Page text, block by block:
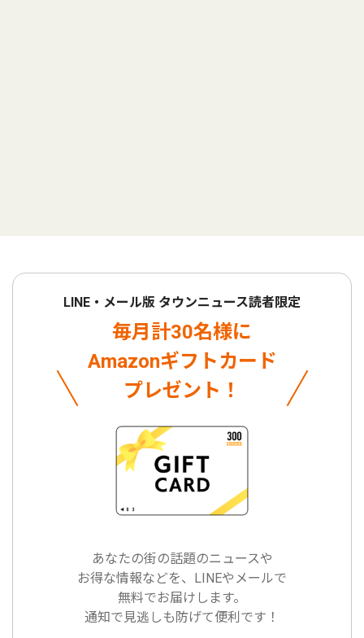
LINE・メール版 タウンニュース読者限定
毎月計30名様に
Amazonギフトカード
プレゼント！
あなたの街の話題のニュースや
お得な情報などを、LINEやメールで
無料でお届けします。
通知で見逃しも防げて便利です！